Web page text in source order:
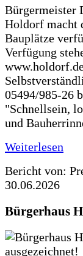
Bürgermeister
Holdorf macht
Bauplätze
Verfügung
05494/985-26
"Schnellsein,
und
Weiterlesen
Bericht von:
30.06.2026
Bürgerhaus